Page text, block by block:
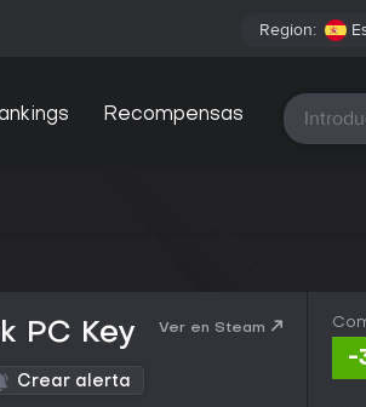
Region:
Recompensas Todas
PC Key Ver en Steam
Crear alerta
-